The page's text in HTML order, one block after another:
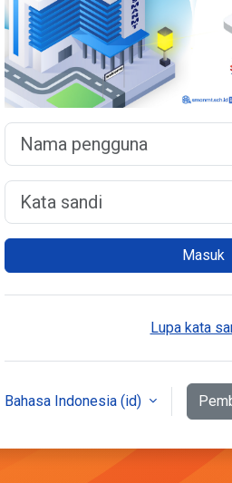
Nama pengguna
Kata sandi
Masuk
Lupa kata
Bahasa Indonesia ‎(id)‎